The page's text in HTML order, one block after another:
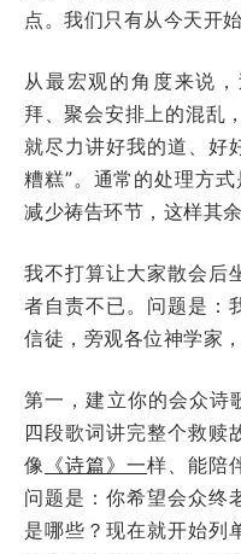
点。我们只有从今天开
从最宏观的角度来说
拜、聚会安排上的混乱
就尽力讲好我的道、好
糟糕”。通常的处理方
减少祷告环节，这样其
我不打算让大家散会后
者自责不已。问题是：
信徒，旁观各位神学家
第一，建立你的会众诗
四段歌词讲完整个救赎
像 《诗篇》一样、能陪
问题是：你希望会众终
是哪些？现在就开始列